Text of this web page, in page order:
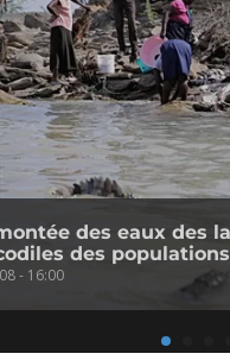
des eaux des
des populations
- 16:00